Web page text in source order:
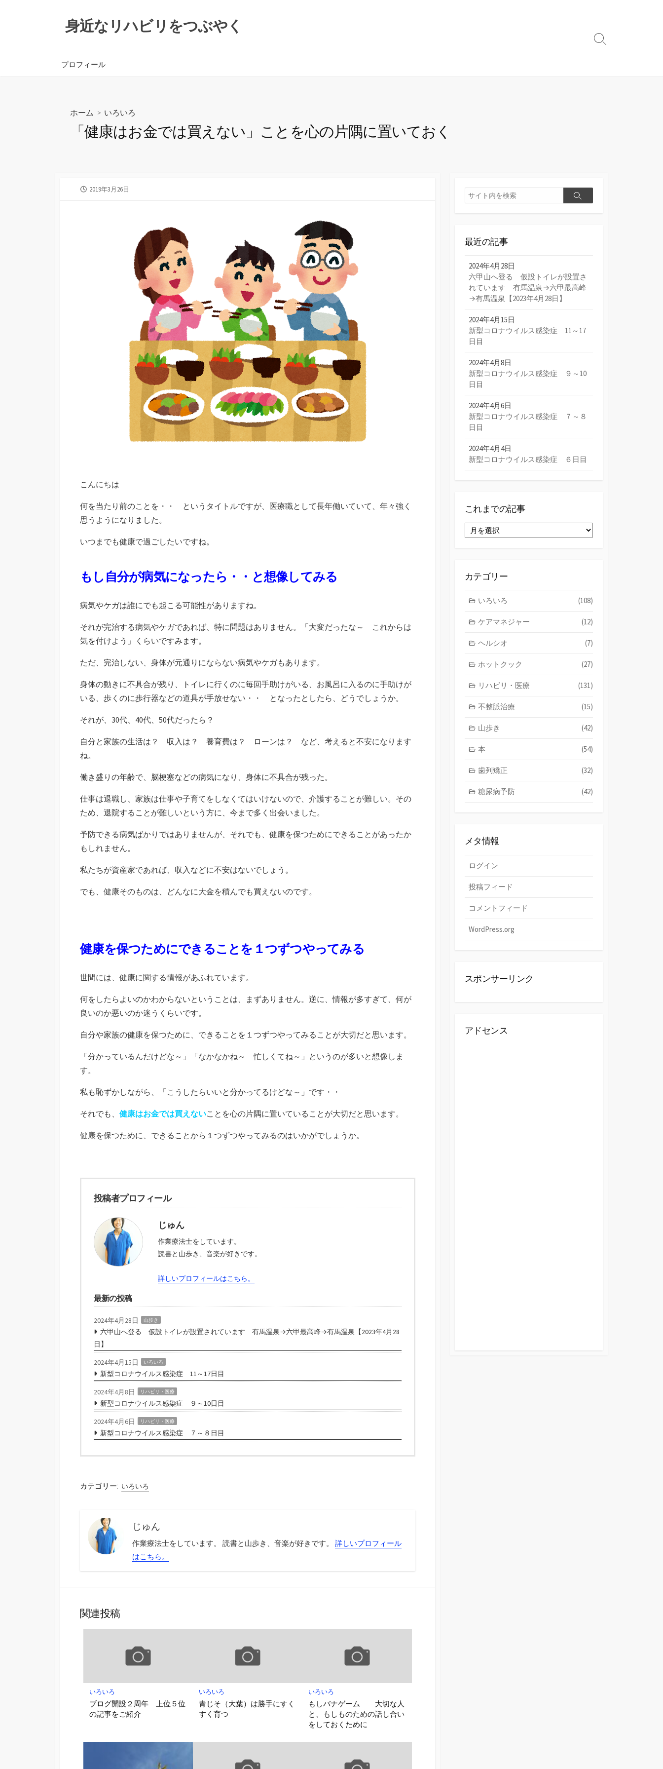
身近なリハビリをつぶやく
プロフィール
検
ホーム > いろいろ
「健康はお金では買えない」ことを心の片隅に置いておく
公
2019年3月26日
こんにちは
何を当たり前のことを・・ というタイトルですが、医療職として長年働いていて、年々強く
思うようになりました。
いつまでも健康で過ごしたいですね。
もし自分が病気になったら・・と想像してみる
病気やケガは誰にでも起こる可能性がありますね。
それが完治する病気やケガであれば、特に問題はありません。「大変だったな～ これからは
気を付けよう」くらいですみます。
ただ、完治しない、身体が元通りにならない病気やケガもあります。
身体の動きに不具合が残り、トイレに行くのに毎回手助けがいる、お風呂に入るのに手助けが
いる、歩くのに歩行器などの道具が手放せない・・ となったとしたら、どうでしょうか。
それが、30代、40代、50代だったら？
自分と家族の生活は？ 収入は？ 養育費は？ ローンは？ など、考えると不安になります
ね。
働き盛りの年齢で、脳梗塞などの病気になり、身体に不具合が残った。
仕事は退職し、家族は仕事や子育てをしなくてはいけないので、介護することが難しい。その
ため、退院することが難しいという方に、今まで多く出会いました。
予防できる病気ばかりではありませんが、それでも、健康を保つためにできることがあったか
もしれません。
私たちが資産家であれば、収入などに不安はないでしょう。
でも、健康そのものは、どんなに大金を積んでも買えないのです。
健康を保つためにできることを１つずつやってみる
世間には、健康に関する情報があふれています。
何をしたらよいのかわからないということは、まずありません。逆に、情報が多すぎて、何が
良いのか悪いのか迷うくらいです。
自分や家族の健康を保つために、できることを１つずつやってみることが大切だと思います。
「分かっているんだけどな～」「なかなかね～ 忙しくてね～」というのが多いと想像しま
す。
私も恥ずかしながら、「こうしたらいいと分かってるけどな～」です・・
それでも、 健康はお金では買えないことを心の片隅に置いていることが大切だと思います。
健康を保つために、できることから１つずつやってみるのはいかがでしょうか。
投稿者プロフィール
じゅん
作業療法士をしています。
読書と山歩き、音楽が好きです。
詳しいプロフィールはこちら。
最新の投稿
2024年4月28日 山歩き
六甲山へ登る 仮設トイレが設置されています 有馬温泉→六甲最高峰→有馬温泉【2023年4月28
日】
2024年4月15日 いろいろ
新型コロナウイルス感染症 11～17日目
2024年4月8日 リハビリ・医療
新型コロナウイルス感染症 ９～10日目
2024年4月6日 リハビリ・医療
新型コロナウイルス感染症 ７～８日目
カテゴリー: いろいろ
じゅん
作業療法士をしています。 読書と山歩き、音楽が好きです。 詳しいプロフィール
はこちら。
関連投稿
いろいろ
ブログ開設２周年 上位５位
の記事をご紹介
いろいろ
青じそ（大葉）は勝手にすく
すく育つ
いろいろ
もしバナゲーム 大切な人
と、もしものための話し合い
をしておくために
検
索
検
最近の記事
2024年4月28日
六甲山へ登る 仮設トイレが設置さ
れています 有馬温泉→六甲最高峰
→有馬温泉【2023年4月28日】
2024年4月15日
新型コロナウイルス感染症 11～17
日目
2024年4月8日
新型コロナウイルス感染症 ９～10
日目
2024年4月6日
新型コロナウイルス感染症 ７～８
日目
2024年4月4日
新型コロナウイルス感染症 ６日目
これまでの記事
れ
記
カテゴリー
いろいろ (108)
ケアマネジャー (12)
ヘルシオ (7)
ホットクック (27)
リハビリ・医療 (131)
不整脈治療 (15)
山歩き (42)
本 (54)
歯列矯正 (32)
糖尿病予防 (42)
メタ情報
ログイン
投稿フィード
コメントフィード
WordPress.org
スポンサーリンク
アドセンス